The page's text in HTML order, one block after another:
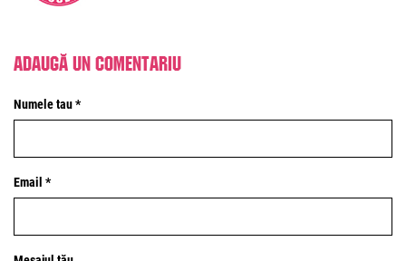
Adaugă un comentariu
Numele tau *
Email *